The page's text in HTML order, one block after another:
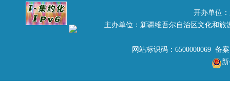
环节来抓。经过八年的
面逐年扩大，总体运行
善处置较大以上旅游突
面发挥了重要作用，减
开办单位
主办单位：新疆维吾尔自治区文化和
网站标识码：6500000069 备